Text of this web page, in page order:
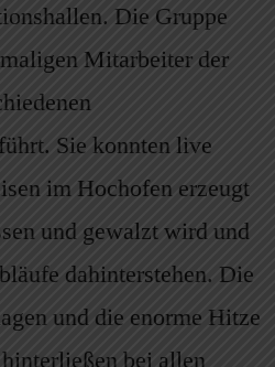
Die Gruppe
Mitarbeiter der
Sie konnten live
im Hochofen erzeugt
und gewalzt wird und
dahinterstehen. Die
und die enorme Hitze
bei allen